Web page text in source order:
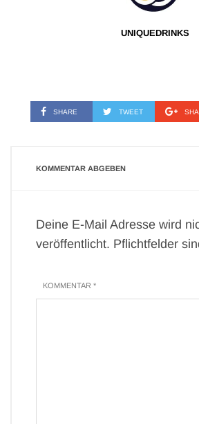
UNIQUEDRINKS
SHARE TWEET
KOMMENTAR ABGEBEN
Deine E-Mail Adresse wird
veröffentlicht. Pflichtfelder
KOMMENTAR *